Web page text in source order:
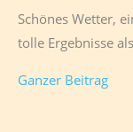
Schönes Wetter,
tolle Ergebnisse
Ganzer Beitrag